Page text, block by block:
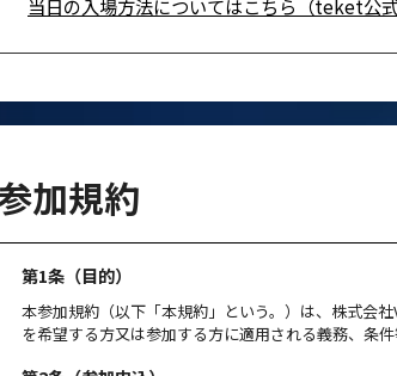
当日の入場方法についてはこちら（teket公式
加規約
第1条（目的）
本参加規約（以下「本規約」という。）は、株式会
を希望する方又は参加する方に適用される義務、条件